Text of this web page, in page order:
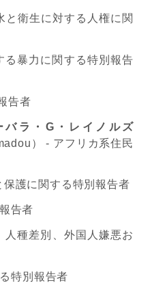
と衛生に対する人権に関
る暴力に関する特別報告
告者
バラ・ G ・レイノルズ
） - アフリカ系住民
護に関する特別報告者
告者
種差別、外国人嫌悪お
特別報告者